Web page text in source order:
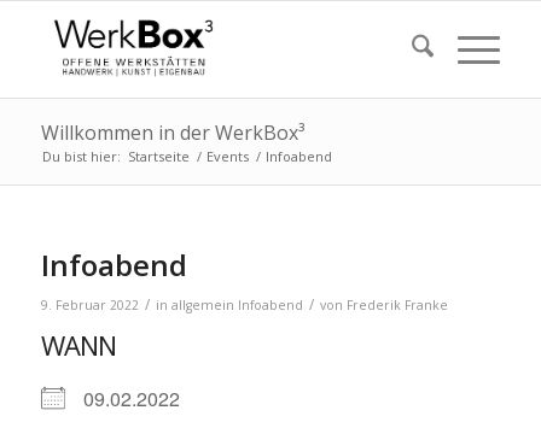
Willkommen in der WerkBox³
Du bist hier: Startseite / Events / Infoabend
Infoabend
9. Februar 2022 / in allgemein Infoabend / von Frederik Franke
WANN
09.02.2022